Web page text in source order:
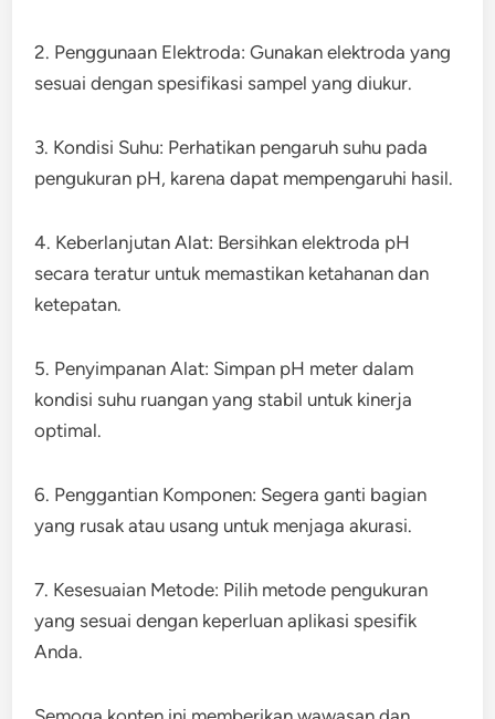
2. Penggunaan Elektroda: Gunakan elektroda yang
sesuai dengan spesifikasi sampel yang diukur.
3. Kondisi Suhu: Perhatikan pengaruh suhu pada
pengukuran pH, karena dapat mempengaruhi hasil.
4. Keberlanjutan Alat: Bersihkan elektroda pH
secara teratur untuk memastikan ketahanan dan
ketepatan.
5. Penyimpanan Alat: Simpan pH meter dalam
kondisi suhu ruangan yang stabil untuk kinerja
optimal.
6. Penggantian Komponen: Segera ganti bagian
yang rusak atau usang untuk menjaga akurasi.
7. Kesesuaian Metode: Pilih metode pengukuran
yang sesuai dengan keperluan aplikasi spesifik
Anda.